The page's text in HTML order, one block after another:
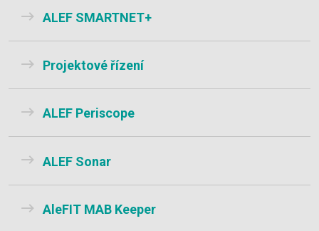
ALEF SMARTNET+
Projektové řízení
ALEF Periscope
ALEF Sonar
AleFIT MAB Keeper